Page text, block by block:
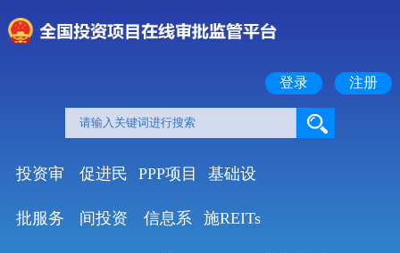
登录 注册
投资审
批服务
促进民
间投资
PPP项目
信息系
基础设
施REITs